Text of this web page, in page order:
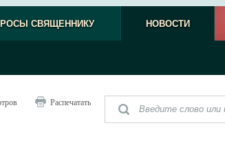
СВЯЩЕННИКУ НОВОСТИ
Распечатать